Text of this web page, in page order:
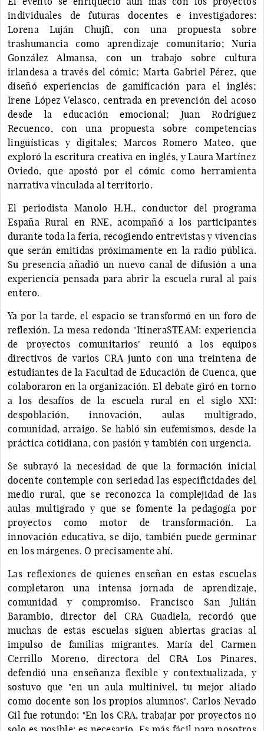
individuales de futuras docentes e investigadores:
Lorena Luján Chujfi, con una propuesta sobre
trashumancia como aprendizaje comunitario; Nuria
González Almansa, con un trabajo sobre cultura
irlandesa a través del cómic; Marta Gabriel Pérez, que
diseñó experiencias de gamificación para el inglés;
Irene López Velasco, centrada en prevención del acoso
desde la educación emocional; Juan Rodríguez
Recuenco, con una propuesta sobre competencias
lingüísticas y digitales; Marcos Romero Mateo, que
exploró la escritura creativa en inglés, y Laura Martínez
Oviedo, que apostó por el cómic como herramienta
narrativa vinculada al territorio.
El periodista Manolo H.H., conductor del programa
España Rural en RNE, acompañó a los participantes
durante toda la feria, recogiendo entrevistas y vivencias
que serán emitidas próximamente en la radio pública.
Su presencia añadió un nuevo canal de difusión a una
experiencia pensada para abrir la escuela rural al país
entero.
Ya por la tarde, el espacio se transformó en un foro de
reflexión. La mesa redonda "ItineraSTEAM: experiencia
de proyectos comunitarios" reunió a los equipos
directivos de varios CRA junto con una treintena de
estudiantes de la Facultad de Educación de Cuenca, que
colaboraron en la organización. El debate giró en torno
a los desafíos de la escuela rural en el siglo XXI:
despoblación, innovación, aulas multigrado,
comunidad, arraigo. Se habló sin eufemismos, desde la
práctica cotidiana, con pasión y también con urgencia.
Se subrayó la necesidad de que la formación inicial
docente contemple con seriedad las especificidades del
medio rural, que se reconozca la complejidad de las
aulas multigrado y que se fomente la pedagogía por
proyectos como motor de transformación. La
innovación educativa, se dijo, también puede germinar
en los márgenes. O precisamente ahí.
Las reflexiones de quienes enseñan en estas escuelas
completaron una intensa jornada de aprendizaje,
comunidad y compromiso. Francisco San Julián
Barambio, director del CRA Guadiela, recordó que
muchas de estas escuelas siguen abiertas gracias al
impulso de familias migrantes. María del Carmen
Cerrillo Moreno, directora del CRA Los Pinares,
defendió una enseñanza flexible y contextualizada, y
sostuvo que "en un aula multinivel, tu mejor aliado
como docente son los propios alumnos". Carlos Nevado
Gil fue rotundo: "En los CRA, trabajar por proyectos no